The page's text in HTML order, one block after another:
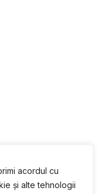
acordul cu
și alte tehnologii